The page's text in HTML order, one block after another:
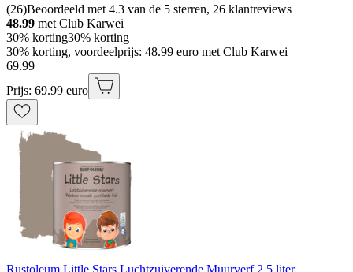
(26)Beoordeeld met 4.3 van de 5 sterren, 26 klantreviews
48.99 met Club Karwei
30% korting30% korting
30% korting, voordeelprijs: 48.99 euro met Club Karwei
69.99
Prijs: 69.99 euro
Rustoleum Little Stars Luchtzuiverende Muurverf 2,5 liter